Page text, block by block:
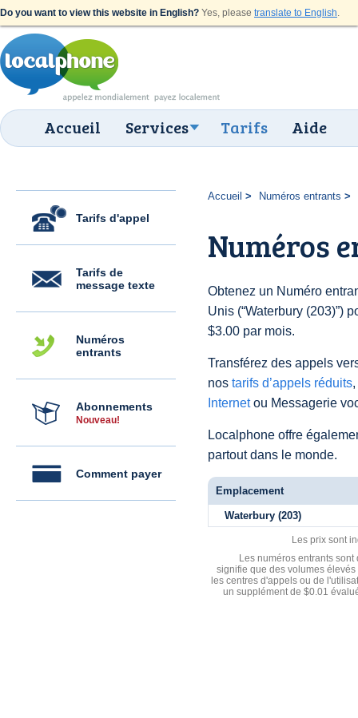
Do you want to view this website in English? Yes, please translate to English.
Accueil Services Tarifs Aide
Tarifs d'appel
Tarifs de
message texte
Numéros
entrants
Abonnements
Nouveau!
Comment payer
Accueil Numéros entrants
Numéros
Obtenez un Numéro
Unis (“Waterbury (203)”)
$3.00 par mois.
Transférez des appels
nos tarifs d’appels réduits
Internetou Messagerie
Localphone offre
partout dans le monde.
Emplacement
Waterbury (203)
Les prix sont
Les numéros entrants
signifie que des volumes
les centres d'appels ou de
un supplément de $0.01